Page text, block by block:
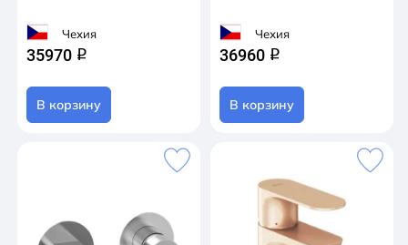
Чехия
35970 q
В корзину
Чехия
36960 q
В корзину